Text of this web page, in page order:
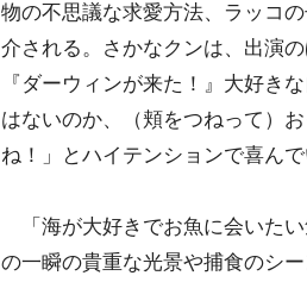
物の不思議な求愛方法、ラッコ
介される。さかなクンは、出演
『ダーウィンが来た！』大好き
はないのか、（頬をつねって）
ね！」とハイテンションで喜んで
「海が大好きでお魚に会いた
の一瞬の貴重な光景や捕食のシ